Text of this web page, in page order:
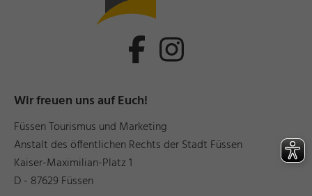
Wir freuen uns auf Euch!
Füssen Tourismus und Marketing
Anstalt des öffentlichen Rechts der Stadt Füssen
Kaiser-Maximilian-Platz 1
D - 87629 Füssen